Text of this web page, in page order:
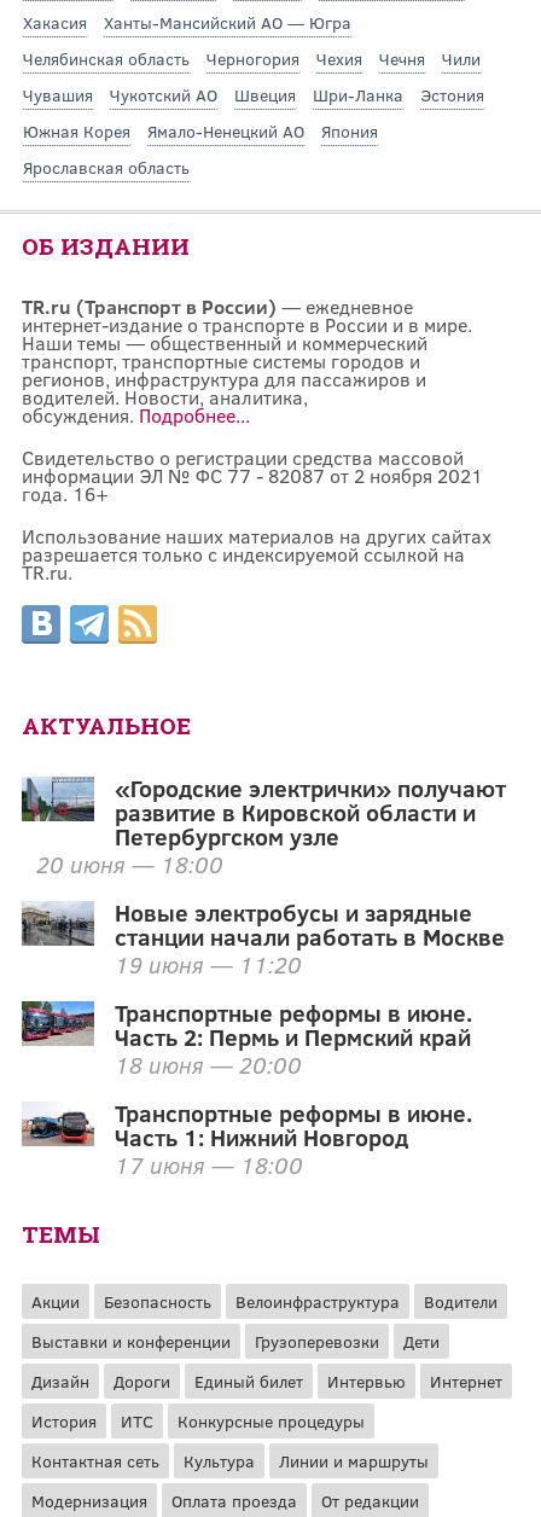
Хакасия
Ханты-Мансийский АО — Югра
Челябинская область
Черногория Чехия Чечня
Чили
Чувашия
Чукотский АО Швеция Шри-Ланка
Эстония
Южная Корея
Ямало-Ненецкий АО
Япония
Ярославская область
ОБ ИЗДАНИИ
TR.ru (Транспорт в России) — ежедневное
интернет-издание о транспорте в России и в мире.
Наши темы — общественный и коммерческий
транспорт, транспортные системы городов и
регионов, инфраструктура для пассажиров и
водителей. Новости, аналитика,
обсуждения. Подробнее...
Свидетельство о регистрации средства массовой
информации ЭЛ № ФС 77 - 82087 от 2 ноября 2021
года. 16+
Использование наших материалов на других сайтах
разрешается только с индексируемой ссылкой на
TR.ru.
АКТУАЛЬНОЕ
«Городские электрички» получают
развитие в Кировской области и
Петербургском узле
20 июня — 18:00
Новые электробусы и зарядные
станции начали работать в Москве
19 июня — 11:20
Транспортные реформы в июне.
Часть 2: Пермь и Пермский край
18 июня — 20:00
Транспортные реформы в июне.
Часть 1: Нижний Новгород
17 июня — 18:00
ТЕМЫ
Акции Безопасность Велоинфраструктура
Водители
Выставки и конференции
Грузоперевозки
Дети
Дизайн
Дороги Единый билет Интервью
Интернет
История
ИТС
Конкурсные процедуры
Контактная сеть
Культура
Линии и маршруты
Модернизация
Оплата проезда От редакции